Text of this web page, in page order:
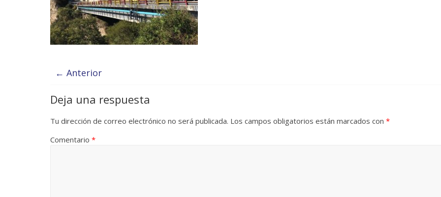
← Anterior
Deja una respuesta
Tu dirección de correo electrónico no será publicada. Los campos obligatorios están marcados con *
Comentario *